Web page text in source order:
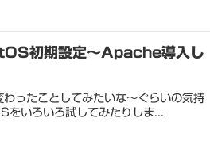
初期設定～Apache導入し
ったことしてみたいな～ぐらいの気持
いろいろ試してみたりしま...